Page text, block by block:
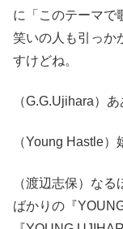
に「このテーマで
笑いの人も引っか
すけどね。
（G.G.Ujihara）
（Young Hastle）
（渡辺志保）な
ばかりの『